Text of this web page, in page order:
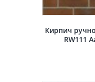
Кирпич
RW111